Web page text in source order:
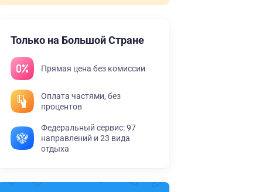
Только на Большой Стране
Прямая цена без комиссии
Оплата частями, без
процентов
Федеральный сервис: 97
направлений и 23 вида
отдыха